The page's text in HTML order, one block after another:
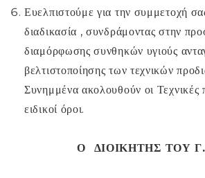
Ευελπιστούμε για την συμμετοχή
διαδικασία , συνδράμοντας στην
διαμόρφωσης συνθηκών υγιούς
βελτιστοποίησης των τεχνικών
Συνημμένα ακολουθούν οι Τεχνικές
ειδικοί όροι.
Ο ΔΙΟΙΚΗΤΗΣ ΤΟΥ